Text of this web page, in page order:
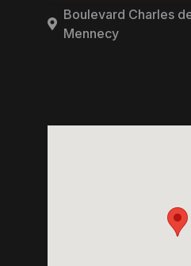
Boulevard Charles
Mennecy